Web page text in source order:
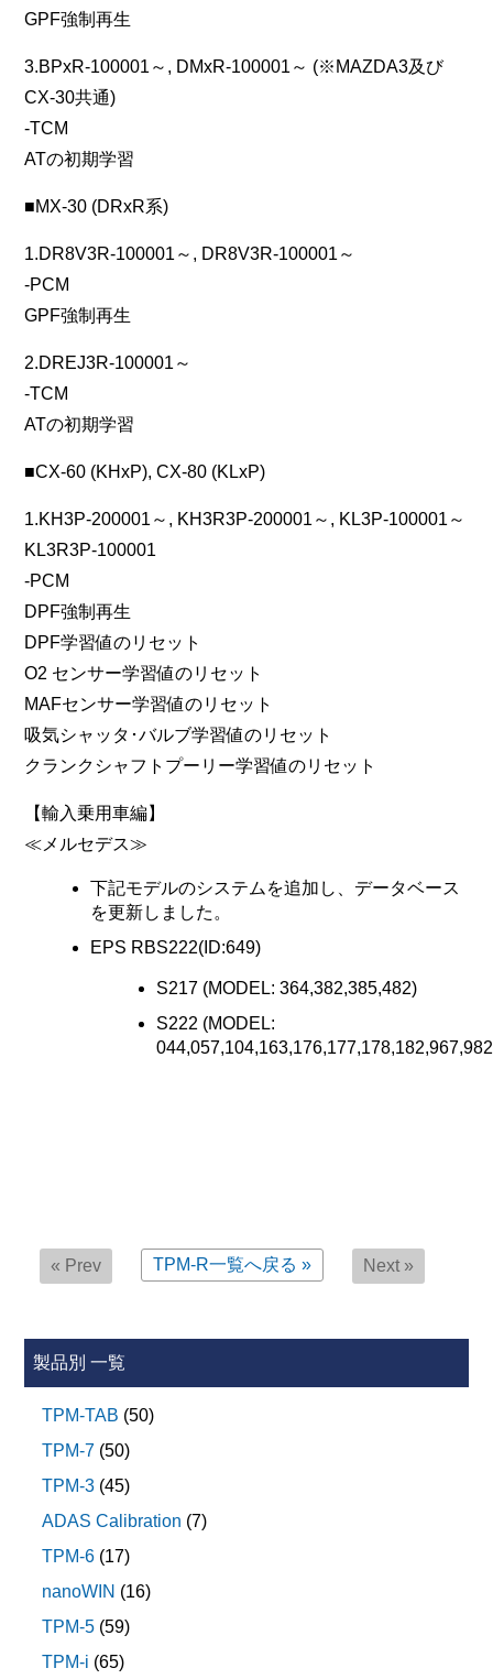
GPF強制再生
3.BPxR-100001～, DMxR-100001～ (※MAZDA3及び
CX-30共通)
-TCM
ATの初期学習
■MX-30 (DRxR系)
1.DR8V3R-100001～, DR8V3R-100001～
-PCM
GPF強制再生
2.DREJ3R-100001～
-TCM
ATの初期学習
■CX-60 (KHxP), CX-80 (KLxP)
1.KH3P-200001～, KH3R3P-200001～, KL3P-100001～
KL3R3P-100001
-PCM
DPF強制再生
DPF学習値のリセット
O2 センサー学習値のリセット
MAFセンサー学習値のリセット
吸気シャッタ･バルブ学習値のリセット
クランクシャフトプーリー学習値のリセット
【輸入乗用車編】
≪メルセデス≫
下記モデルのシステムを追加し、データベース
を更新しました。
EPS RBS222(ID:649)
S217 (MODEL: 364,382,385,482)
S222 (MODEL:
« Prev TPM-R一覧へ戻る » Next »
製品別 一覧
TPM-TAB (50)
TPM-7 (50)
TPM-3 (45)
ADAS Calibration (7)
TPM-6 (17)
nanoWIN (16)
TPM-5 (59)
TPM-i (65)